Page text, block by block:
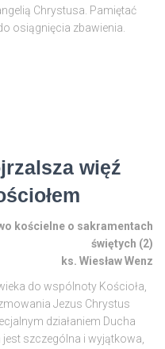
Chrystusa. Pamiętać
osiągnięcia zbawienia.
więź
kościelne o sakramentach
świętych (2)
ks. Wiesław Wenz
do wspólnoty Kościoła,
Jezus Chrystus
działaniem Ducha
szczególna i wyjątkowa,